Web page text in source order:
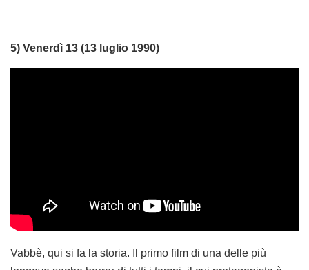
5) Venerdì 13 (13 luglio 1990)
Vabbè, qui si fa la storia. Il primo film di una delle più